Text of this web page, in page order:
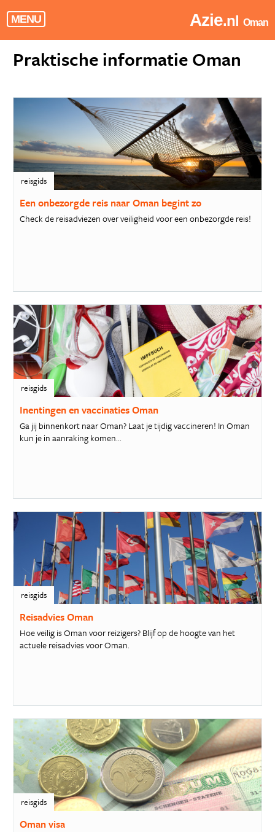
MENU Azie.nl Oman
Praktische informatie Oman
reisgids
Een onbezorgde reis naar Oman begint zo
Check de reisadviezen over veiligheid voor een onbezorgde reis!
reisgids
Inentingen en vaccinaties Oman
Ga jij binnenkort naar Oman? Laat je tijdig vaccineren! In Oman
kun je in aanraking komen...
reisgids
Reisadvies Oman
Hoe veilig is Oman voor reizigers? Blijf op de hoogte van het
actuele reisadvies voor Oman.
reisgids
Oman visa